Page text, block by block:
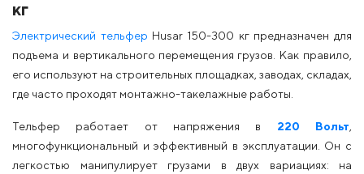
кг
Электрический тельфер Husar 150-300 кг предназначен для
подъема и вертикального перемещения грузов. Как правило,
его используют на строительных площадках, заводах, складах,
где часто проходят монтажно-такелажные работы.
Тельфер работает от напряжения в 220 Вольт
многофункциональный и эффективный в эксплуатации. Он с
легкостью манипулирует грузами в двух вариациях: на